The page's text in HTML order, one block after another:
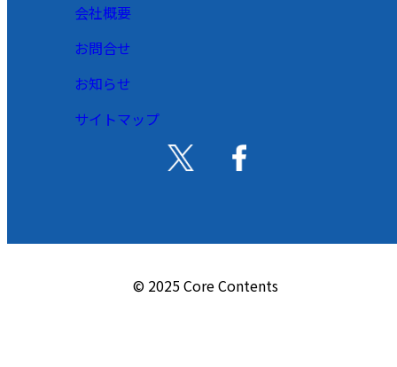
会社概要
お問合せ
お知らせ
サイトマップ
© 2025 Core Contents